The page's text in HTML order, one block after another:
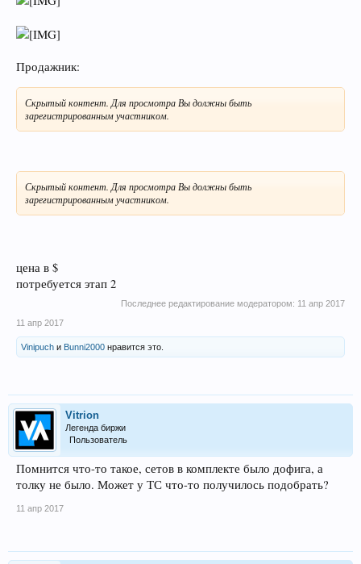
Продажник:
Скрытый контент. Для просмотра Вы должны быть
зарегистрированным участником.
Скрытый контент. Для просмотра Вы должны быть
зарегистрированным участником.
цена в $
потребуется этап 2
Последнее редактирование модератором: 11 апр 2017
11 апр 2017
Vinipuch и Bunni2000 нравится это.
Vitrion
Легенда биржи
Пользователь
Помнится что-то такое, сетов в комплекте было дофига, а
толку не было. Может у ТС что-то получилось подобрать?
11 апр 2017